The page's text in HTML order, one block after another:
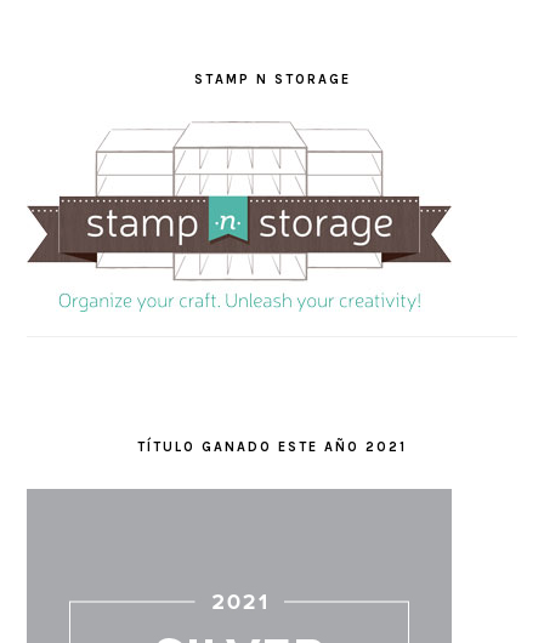
STAMP N STORAGE
TÍTULO GANADO ESTE AÑO 2021